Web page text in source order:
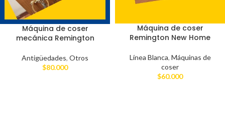
Máquina de coser
mecánica Remington
Antigüedades, Otros
$80.000
Máquina de coser
Remington New Home
Línea Blanca, Máquinas de
coser
$60.000